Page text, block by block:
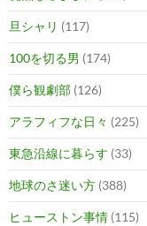
旦シャリ (117)
100を切る男 (174)
僕ら観劇部 (126)
アラフィフな日々 (225)
東急沿線に暮らす (33)
地球のさ迷い方 (388)
ヒューストン事情 (115)